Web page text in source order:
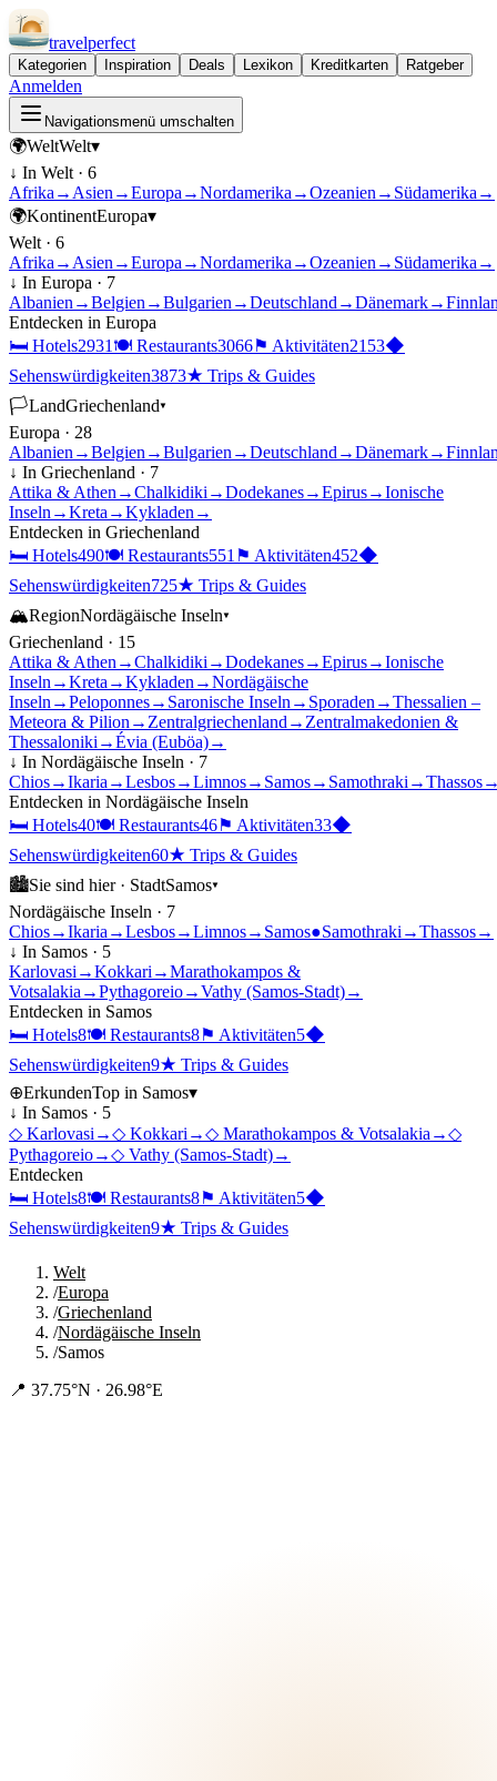
travelperfect
Kategorien Inspiration Deals Lexikon Kreditkarten Ratgeber
Anmelden
Navigationsmenü umschalten
🌍WeltWelt▾
↓ In Welt · 6
Afrika → Asien →Europa →Nordamerika →Ozeanien → Südamerika →
🌍KontinentEuropa▾
Welt · 6
Afrika → Asien →Europa →Nordamerika →Ozeanien → Südamerika →
↓ In Europa · 7
Albanien →Belgien →Bulgarien →Deutschland →Dänemark→
Entdecken in Europa
🛏 Hotels2931 🍽 Restaurants3066⚑ Aktivitäten2153◆
Sehenswürdigkeiten3873★ Trips & Guides
🏳LandGriechenland▾
Europa · 28
Albanien →Belgien →Bulgarien →Deutschland →Dänemark→
↓ In Griechenland · 7
Attika & Athen →Chalkidiki →Dodekanes→Epirus→Ionische
Inseln →Kreta →Kykladen →
Entdecken in Griechenland
🛏 Hotels490🍽 Restaurants551 ⚑ Aktivitäten452◆
Sehenswürdigkeiten725★ Trips & Guides
🏔RegionNordägäische Inseln▾
Griechenland · 15
Attika & Athen →Chalkidiki →Dodekanes→Epirus→Ionische
Inseln →Kreta →Kykladen →Nordägäische
Inseln →Peloponnes→ Saronische Inseln → Sporaden →Thessalien –
Meteora & Pilion → Zentralgriechenland → Zentralmakedonien &
Thessaloniki →Évia (Euböa)→
↓ In Nordägäische Inseln · 7
Chios→Ikaria →Lesbos→Limnos→ Samos→ Samothraki →Thassos
Entdecken in Nordägäische Inseln
🛏 Hotels40🍽 Restaurants46⚑ Aktivitäten33◆
Sehenswürdigkeiten60★ Trips & Guides
🏙Sie sind hier · StadtSamos▾
Nordägäische Inseln · 7
Chios→Ikaria →Lesbos→Limnos→ Samos●Samothraki →Thassos→
↓ In Samos · 5
Karlovasi →Kokkari →Marathokampos &
Votsalakia →Pythagoreio→Vathy (Samos-Stadt)→
Entdecken in Samos
🛏 Hotels8🍽 Restaurants8⚑ Aktivitäten5◆
Sehenswürdigkeiten9★ Trips & Guides
⊕ErkundenTop in Samos▾
↓ In Samos · 5
◇ Karlovasi →◇ Kokkari →◇ Marathokampos & Votsalakia →◇
Pythagoreio→◇ Vathy (Samos-Stadt)→
Entdecken
🛏 Hotels8🍽 Restaurants8⚑ Aktivitäten5◆
Sehenswürdigkeiten9★ Trips & Guides
Welt
/Europa
/Griechenland
/Nordägäische Inseln
/Samos
📍 37.75°N · 26.98°E